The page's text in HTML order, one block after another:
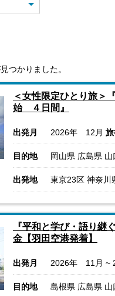
つかりました。
＜女性限定ひとり旅＞
始 ４日間』
出発月 2026年 12月
目的地 岡山県 広島県 山
出発地 東京23区 神奈川
『平和と学び・語り継
金【羽田空港発着】
出発月 2026年 11月 ~
目的地 島根県 広島県 山